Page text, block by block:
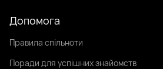
Допомога
Правила спільноти
Поради для успішних знайомств